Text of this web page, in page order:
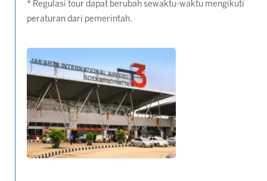
* Regulasi tour dapat berubah sewaktu-waktu mengikuti
peraturan dari pemerintah.